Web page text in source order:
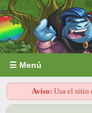
☰ Menú
Aviso: Usa el sitio